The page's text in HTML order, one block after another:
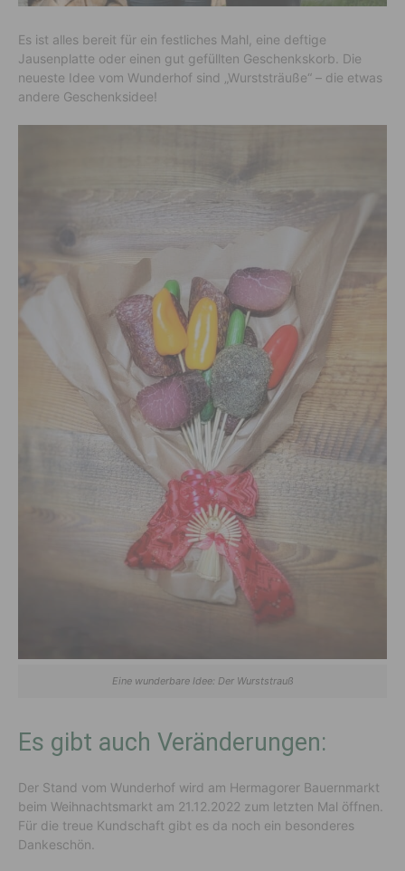
Es ist alles bereit für ein festliches Mahl, eine deftige
Jausenplatte oder einen gut gefüllten Geschenkskorb. Die
neueste Idee vom Wunderhof sind „Wurststräuße“ – die etwas
andere Geschenksidee!
Eine wunderbare Idee: Der Wurststrauß
Es gibt auch Veränderungen:
Der Stand vom Wunderhof wird am Hermagorer Bauernmarkt
beim Weihnachtsmarkt am 21.12.2022 zum letzten Mal öffnen.
Für die treue Kundschaft gibt es da noch ein besonderes
Dankeschön.